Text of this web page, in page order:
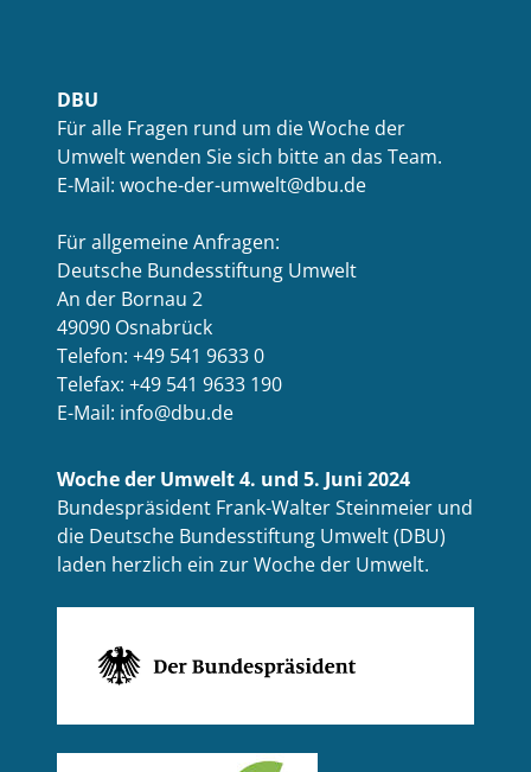
DBU
Für alle Fragen rund um die Woche der
Umwelt wenden Sie sich bitte an das Team.
E-Mail: woche-der-umwelt@dbu.de
Für allgemeine Anfragen:
Deutsche Bundesstiftung Umwelt
An der Bornau 2
49090 Osnabrück
Telefon: +49 541 9633 0
Telefax: +49 541 9633 190
E-Mail: info@dbu.de
Woche der Umwelt 4. und 5. Juni 2024
Bundespräsident Frank-Walter Steinmeier und
die Deutsche Bundesstiftung Umwelt (DBU)
laden herzlich ein zur Woche der Umwelt.